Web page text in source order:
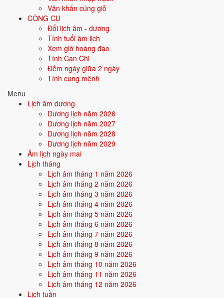
Văn khấn cúng giỗ
CÔNG CỤ
Đổi lịch âm - dương
Tính tuổi âm lịch
Xem giờ hoàng đạo
Tính Can Chi
Đếm ngày giữa 2 ngày
Tính cung mệnh
Menu
Lịch âm dương
Dương lịch năm 2026
Dương lịch năm 2027
Dương lịch năm 2028
Dương lịch năm 2029
Âm lịch ngày mai
Lịch tháng
Lịch âm tháng 1 năm 2026
Lịch âm tháng 2 năm 2026
Lịch âm tháng 3 năm 2026
Lịch âm tháng 4 năm 2026
Lịch âm tháng 5 năm 2026
Lịch âm tháng 6 năm 2026
Lịch âm tháng 7 năm 2026
Lịch âm tháng 8 năm 2026
Lịch âm tháng 9 năm 2026
Lịch âm tháng 10 năm 2026
Lịch âm tháng 11 năm 2026
Lịch âm tháng 12 năm 2026
Lịch tuần
vòng 60 hoa giáp.
Tượng trưng cho kim loại, sự cứng cáp, sắc bén, kỷ luật. Người mệnh
Kim có ý chí, quyết đoán.
Tìm hiểu chi tiết nạp âm Kim Bạch Kim: màu hợp, hướng tốt, năm sinh,
tương sinh tương khắc →
Quan hệ Can × Chi (Thủy sinh Mộc):
tâm nuôi dưỡng hành động. Người này có xu hướng âm thầm hy sinh
để người khác/môi trường tỏa sáng.
Điểm mạnh:Kiên nhẫn, bền bỉ, âm thầm tích lũy, có sức cống
Điểm cần lưu ý:Dễ bị bào mòn năng lượng nếu không biết giữ
giới hạn cho bản thân.
Bối cảnh vận khí khi sinh năm 2022
Người sinh năm2022rơi vào Vận 8 - Bát Bạch Thổ
trong chu kỳ Tam Nguyên Cửu Vận. Mệnh Kim sinh trong Vận 8 Bát
Bạch Thổ (Thổ) - thổ sinh kim: vận khí hỗ trợ bản mệnh, người này
được thời đại nuôi dưỡng và tỏa sáng trong các lĩnh vực tích lũy, bất
Tính chất vận:Tích lũy, bất động sản - Vận tích trữ tài sản, bất
động sản, đô thị hoá.
Quan hệ mệnh × vận:
Thổ sinh Kim.